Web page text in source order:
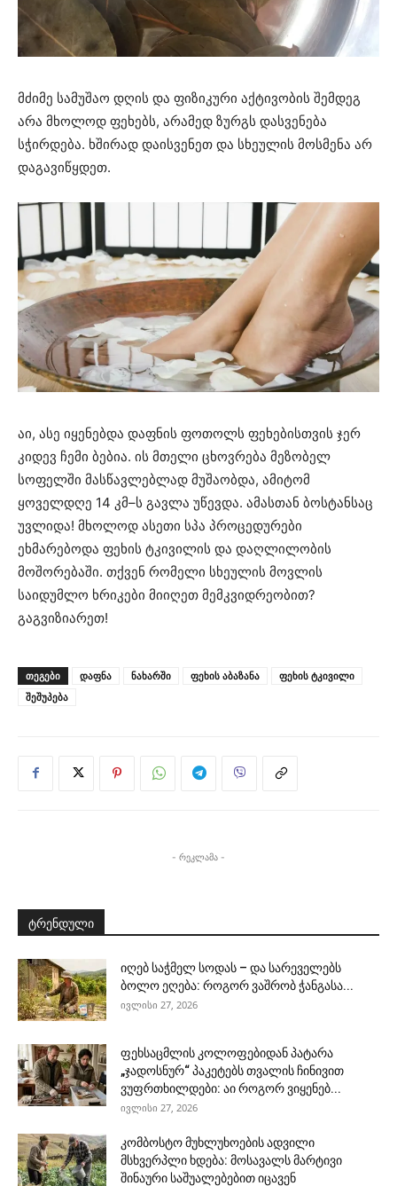
მძიმე სამუშაო დღის და ფიზიკური აქტივობის შემდეგ
არა მხოლოდ ფეხებს, არამედ ზურგს დასვენება
სჭირდება. ხშირად დაისვენეთ და სხეულის მოსმენა არ
დაგავიწყდეთ.
აი, ასე იყენებდა დაფნის ფოთოლს ფეხებისთვის ჯერ
კიდევ ჩემი ბებია. ის მთელი ცხოვრება მეზობელ
სოფელში მასწავლებლად მუშაობდა, ამიტომ
ყოველდღე 14 კმ–ს გავლა უწევდა. ამასთან ბოსტანსაც
უვლიდა! მხოლოდ ასეთი სპა პროცედურები
ეხმარებოდა ფეხის ტკივილის და დაღლილობის
მოშორებაში. თქვენ რომელი სხეულის მოვლის
საიდუმლო ხრიკები მიიღეთ მემკვიდრეობით?
გაგვიზიარეთ!
ᲗᲔᲒᲔᲑᲘ დაფნა ნახარში ფეხის აბაზანა
ფეხის ტკივილი
შეშუპება
- რეკლამა -
ტრენდული
იღებ საჭმელ სოდას – და სარეველებს
ბოლო ეღება: როგორ ვაშრობ ჭანგასა...
ივლისი 27, 2026
ფეხსაცმლის კოლოფებიდან პატარა
„ჯადოსნურ“ პაკეტებს თვალის ჩინივით
ვუფრთხილდები: აი როგორ ვიყენებ...
ივლისი 27, 2026
კომბოსტო მუხლუხოების ადვილი
მსხვერპლი ხდება: მოსავალს მარტივი
შინაური საშუალებებით იცავენ